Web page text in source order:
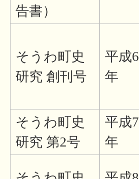
告書）
そうわ町史
研究 創刊号
平成6
年
そうわ町史
研究 第2号
平成7
年